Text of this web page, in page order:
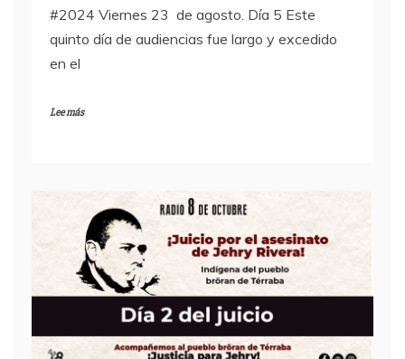
#2024 Viernes 23 de agosto. Día 5 Este
quinto día de audiencias fue largo y excedido
en el
Lee más